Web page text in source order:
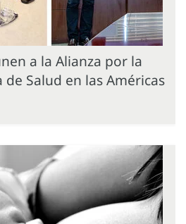
a la Alianza por la
Salud en las Américas